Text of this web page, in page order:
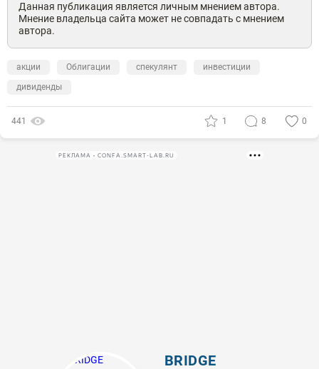
Данная публикация является личным мнением автора.
Мнение владельца сайта может не совпадать с мнением
автора.
акции Облигации спекулянт
инвестиции
дивиденды
441 1 8 0
РЕКЛАМА • CONFA.SMART-LAB.RU
BRIDGE